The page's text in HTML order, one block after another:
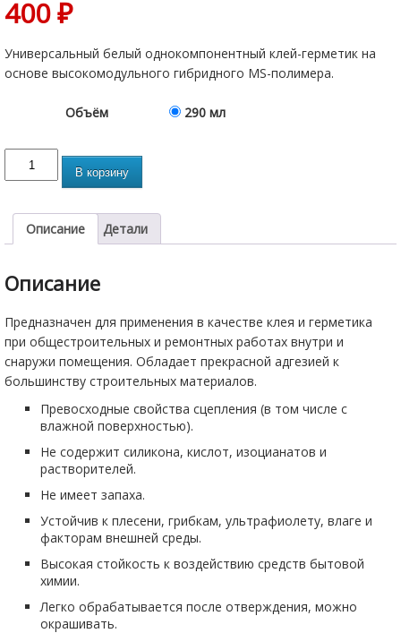
400₽
Универсальный белый однокомпонентный клей-герметик на
основе высокомодульного гибридного MS-полимера.
Объём 290 мл
В корзину
Описание Детали
Описание
Предназначен для применения в качестве клея и герметика
при общестроительных и ремонтных работах внутри и
снаружи помещения. Обладает прекрасной адгезией к
большинству строительных материалов.
Превосходные свойства сцепления (в том числе с
влажной поверхностью).
Не содержит силикона, кислот, изоцианатов и
растворителей.
Не имеет запаха.
Устойчив к плесени, грибкам, ультрафиолету, влаге и
факторам внешней среды.
Высокая стойкость к воздействию средств бытовой
химии.
Легко обрабатывается после отверждения, можно
окрашивать.